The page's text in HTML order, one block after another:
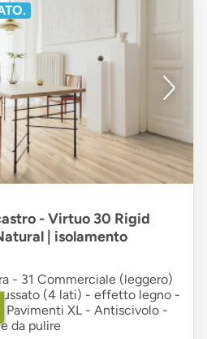
- Virtuo 30 Rigid
| isolamento
- 31 Commerciale (leggero)
(4 lati) - effetto legno -
Pavimenti XL - Antiscivolo -
da pulire